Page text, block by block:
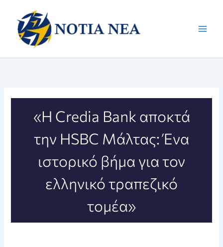
περιεχόμενο
«Η Credia Bank αποκτά
την HSBC Μάλτας: Ένα
ιστορικό βήμα για τον
ελληνικό τραπεζικό
τομέα»